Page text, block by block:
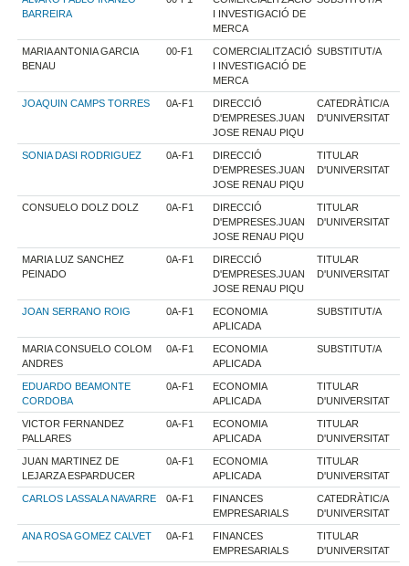
BARREIRA
I INVESTIGACIÓ DE
MERCA
MARIA ANTONIA GARCIA
BENAU
00-F1
COMERCIALITZACIÓ
I INVESTIGACIÓ DE
MERCA
SUBSTITUT/A
JOAQUIN CAMPS TORRES 0A-F1
DIRECCIÓ
D'EMPRESES.JUAN
JOSE RENAU PIQU
CATEDRÀTIC/A
D'UNIVERSITAT
SONIA DASI RODRIGUEZ 0A-F1
DIRECCIÓ
D'EMPRESES.JUAN
JOSE RENAU PIQU
TITULAR
D'UNIVERSITAT
CONSUELO DOLZ DOLZ 0A-F1
DIRECCIÓ
D'EMPRESES.JUAN
JOSE RENAU PIQU
TITULAR
D'UNIVERSITAT
MARIA LUZ SANCHEZ
PEINADO
0A-F1
DIRECCIÓ
D'EMPRESES.JUAN
JOSE RENAU PIQU
TITULAR
D'UNIVERSITAT
JOAN SERRANO ROIG 0A-F1
ECONOMIA
APLICADA
SUBSTITUT/A
MARIA CONSUELO COLOM
ANDRES
0A-F1
ECONOMIA
APLICADA
SUBSTITUT/A
EDUARDO BEAMONTE
CORDOBA
0A-F1
ECONOMIA
APLICADA
TITULAR
D'UNIVERSITAT
VICTOR FERNANDEZ
PALLARES
0A-F1
ECONOMIA
APLICADA
TITULAR
D'UNIVERSITAT
JUAN MARTINEZ DE
LEJARZA ESPARDUCER
0A-F1
ECONOMIA
APLICADA
TITULAR
D'UNIVERSITAT
CARLOS LASSALA NAVARRE 0A-F1
FINANCES
EMPRESARIALS
CATEDRÀTIC/A
D'UNIVERSITAT
ANA ROSA GOMEZ CALVET 0A-F1
FINANCES
EMPRESARIALS
TITULAR
D'UNIVERSITAT